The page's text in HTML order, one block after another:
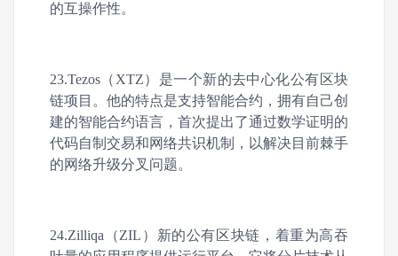
的互操作性。
23.Tezos（XTZ）是一个新的去中心化公有区块
链项目。他的特点是支持智能合约，拥有自己创
建的智能合约语言，首次提出了通过数学证明的
代码自制交易和网络共识机制，以解决目前棘手
的网络升级分叉问题。
24.Zilliqa（ZIL）新的公有区块链，着重为高吞